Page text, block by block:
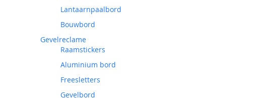
Lantaarnpaalbord
Bouwbord
Gevelreclame
Raamstickers
Aluminium bord
Freesletters
Gevelbord